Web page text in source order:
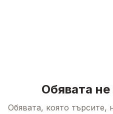
Обявата
Обявата, която търсите,